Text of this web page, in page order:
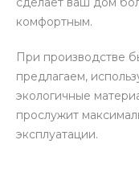
комфортным.
При производстве
предлагаем,
экологичные
прослужит
эксплуатации.